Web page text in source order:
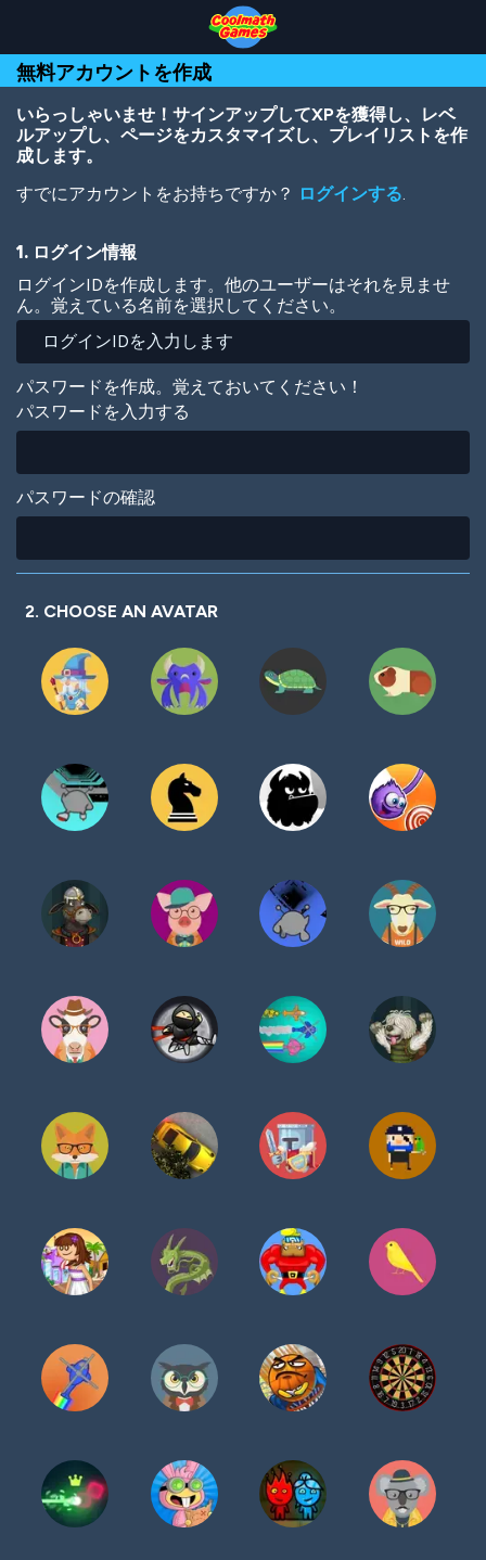
Top
of
Page
Navigation
Main
Content
Footer
ン
コ
ン
移
無料アカウントを作成
いらっしゃいませ！サインアップしてXPを獲得し、レベ
ルアップし、ページをカスタマイズし、プレイリストを作
成します。
すでにアカウントをお持ちですか？ ログインする.
1. ログイン情報
ログインIDを作成します。他のユーザーはそれを見ませ
ん。覚えている名前を選択してください。
パスワードを作成。覚えておいてください！
パスワードを入力する
パスワードの確認
2. CHOOSE AN AVATAR